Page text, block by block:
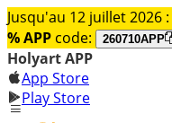
Jusqu'au 12 juillet 2026 :
% APP code: 260710APP
Holyart APP
App Store
Play Store